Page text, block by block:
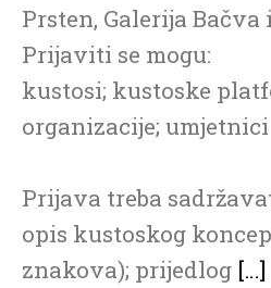
Prsten, Galerija Bačva
Prijaviti se mogu:
kustosi; kustoske
organizacije; umjetnici
Prijava treba
opis kustoskog
znakova); prijedlog […]